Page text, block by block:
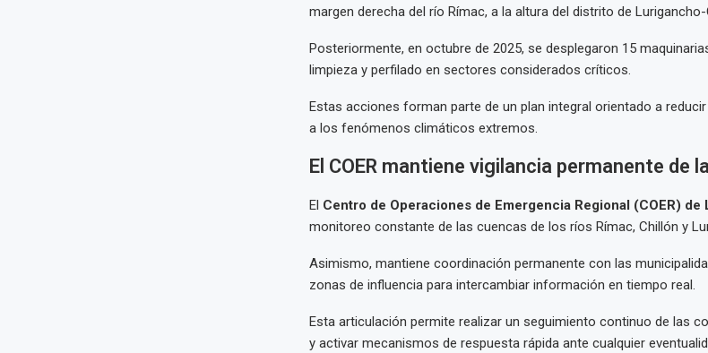
margen derecha del río Rímac, a la altura del distrito de
Posteriormente, en octubre de 2025, se desplegaron 15
limpieza y perfilado en sectores considerados críticos.
Estas acciones forman parte de un plan integral orientado a
a los fenómenos climáticos extremos.
El COER mantiene vigilancia permanente de
El Centro de Operaciones de Emergencia Regional (COER) de
monitoreo constante de las cuencas de los ríos Rímac, Chillón y
Asimismo, mantiene coordinación permanente con las
zonas de influencia para intercambiar información en tiempo real.
Esta articulación permite realizar un seguimiento continuo de las
y activar mecanismos de respuesta rápida ante cualquier